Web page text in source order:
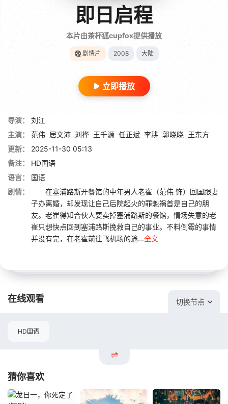
即日启程
本片由茶杯狐cupfox提供播放
剧情片 2008 大陆
立即播放
导演：
刘江
主演：
范伟 居文沛 刘桦 王千源 任正斌 李耕 郭晓晓 王东方
更新：
2025-11-30 05:13
备注：
HD国语
语言：
国语
剧情：
在塞浦路斯开餐馆的中年男人老崔（范伟 饰）回国跟妻
子办离婚，却发现让自己后院起火的罪魁祸首是自己的朋
友。老崔得知合伙人要卖掉塞浦路斯的餐馆，情场失意的老
崔只想快点回到塞浦路斯挽救自己的事业。不料倒霉的事情
并没有完，在老崔前往飞机场的途...全文
在线观看 切换节点
HD国语
猜你喜欢